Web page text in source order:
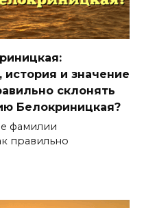
и значение
склонять
Белокриницкая?
фамилии
правильно